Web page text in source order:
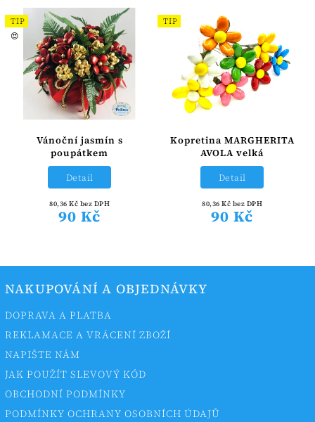
TIP
😍
Vánoční jasmín s
poupátkem
80,36 Kč bez DPH
90 Kč
Detail
TIP
Kopretina MARGHERITA
AVOLA velká
80,36 Kč bez DPH
90 Kč
Detail
NAKUPOVÁNÍ A OBJEDNÁVKY
DOPRAVA A PLATBA
REKLAMACE A VRÁCENÍ ZBOŽÍ
NAPIŠTE NÁM
JAK POUŽÍT SLEVOVÝ KÓD
OBCHODNÍ PODMÍNKY
PODMÍNKY OCHRANY OSOBNÍCH ÚDAJŮ